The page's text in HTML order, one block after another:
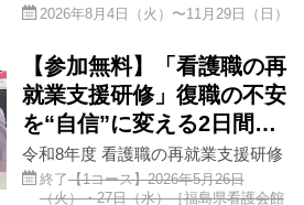
2026年8月4日（火）〜11月29日（日）
【参加無料】「看護職の再
就業支援研修」復職の不安
を“自信”に変える2日間…
令和8年度 看護職の再就業支援研修
終了【1コース】2026年5月26日
（火）・27日（水）［福島県看護会館